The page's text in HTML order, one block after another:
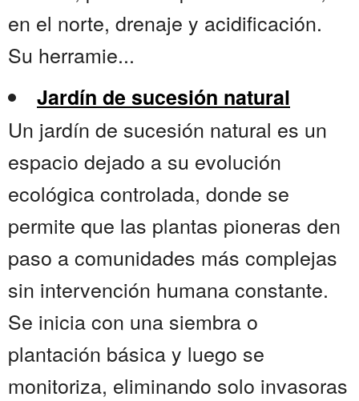
en el norte, drenaje y acidificación.
Su herramie...
Jardín de sucesión natural
Un jardín de sucesión natural es un
espacio dejado a su evolución
ecológica controlada, donde se
permite que las plantas pioneras den
paso a comunidades más complejas
sin intervención humana constante.
Se inicia con una siembra o
plantación básica y luego se
monitoriza, eliminando solo invasoras